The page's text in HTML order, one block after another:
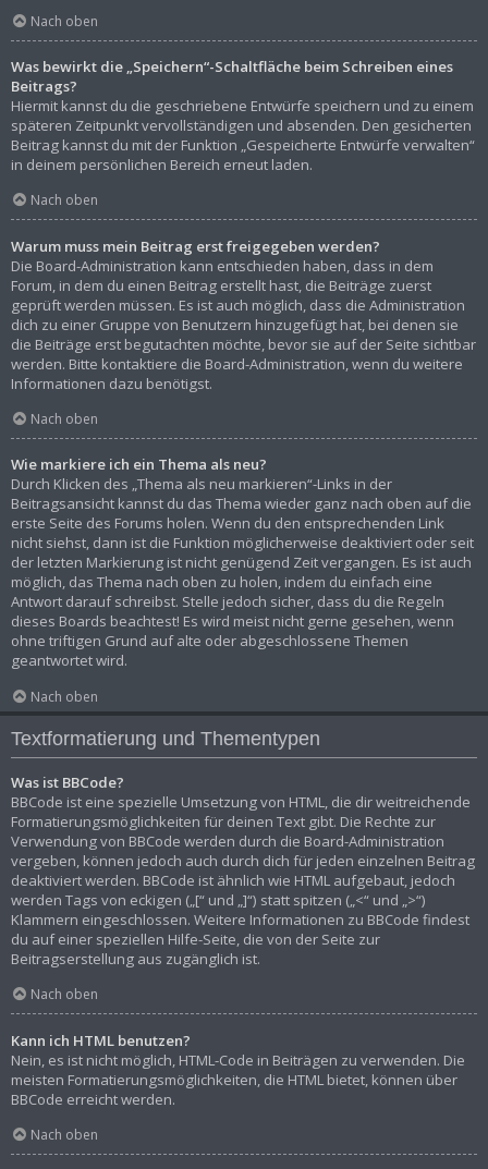
Nach oben
Was bewirkt die „Speichern“-Schaltfläche beim Schreiben eines
Beitrags?
Hiermit kannst du die geschriebene Entwürfe speichern und zu einem
späteren Zeitpunkt vervollständigen und absenden. Den gesicherten
Beitrag kannst du mit der Funktion „Gespeicherte Entwürfe verwalten“
in deinem persönlichen Bereich erneut laden.
Nach oben
Warum muss mein Beitrag erst freigegeben werden?
Die Board-Administration kann entschieden haben, dass in dem
Forum, in dem du einen Beitrag erstellt hast, die Beiträge zuerst
geprüft werden müssen. Es ist auch möglich, dass die Administration
dich zu einer Gruppe von Benutzern hinzugefügt hat, bei denen sie
die Beiträge erst begutachten möchte, bevor sie auf der Seite sichtbar
werden. Bitte kontaktiere die Board-Administration, wenn du weitere
Informationen dazu benötigst.
Nach oben
Wie markiere ich ein Thema als neu?
Durch Klicken des „Thema als neu markieren“-Links in der
Beitragsansicht kannst du das Thema wieder ganz nach oben auf die
erste Seite des Forums holen. Wenn du den entsprechenden Link
nicht siehst, dann ist die Funktion möglicherweise deaktiviert oder seit
der letzten Markierung ist nicht genügend Zeit vergangen. Es ist auch
möglich, das Thema nach oben zu holen, indem du einfach eine
Antwort darauf schreibst. Stelle jedoch sicher, dass du die Regeln
dieses Boards beachtest! Es wird meist nicht gerne gesehen, wenn
ohne triftigen Grund auf alte oder abgeschlossene Themen
geantwortet wird.
Nach oben
Textformatierung und Thementypen
Was ist BBCode?
BBCode ist eine spezielle Umsetzung von HTML, die dir weitreichende
Formatierungsmöglichkeiten für deinen Text gibt. Die Rechte zur
Verwendung von BBCode werden durch die Board-Administration
vergeben, können jedoch auch durch dich für jeden einzelnen Beitrag
deaktiviert werden. BBCode ist ähnlich wie HTML aufgebaut, jedoch
werden Tags von eckigen („[“ und „]“) statt spitzen („<“ und „>“)
Klammern eingeschlossen. Weitere Informationen zu BBCode findest
du auf einer speziellen Hilfe-Seite, die von der Seite zur
Beitragserstellung aus zugänglich ist.
Nach oben
Kann ich HTML benutzen?
Nein, es ist nicht möglich, HTML-Code in Beiträgen zu verwenden. Die
meisten Formatierungsmöglichkeiten, die HTML bietet, können über
BBCode erreicht werden.
Nach oben